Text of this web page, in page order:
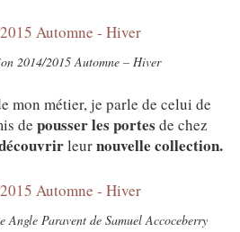
2014/2015 Automne – Hiver
mon métier, je parle de celui de
de pousser les portes de chez
leurnouvelle collection.
Angle Paravent de Samuel Accoceberry